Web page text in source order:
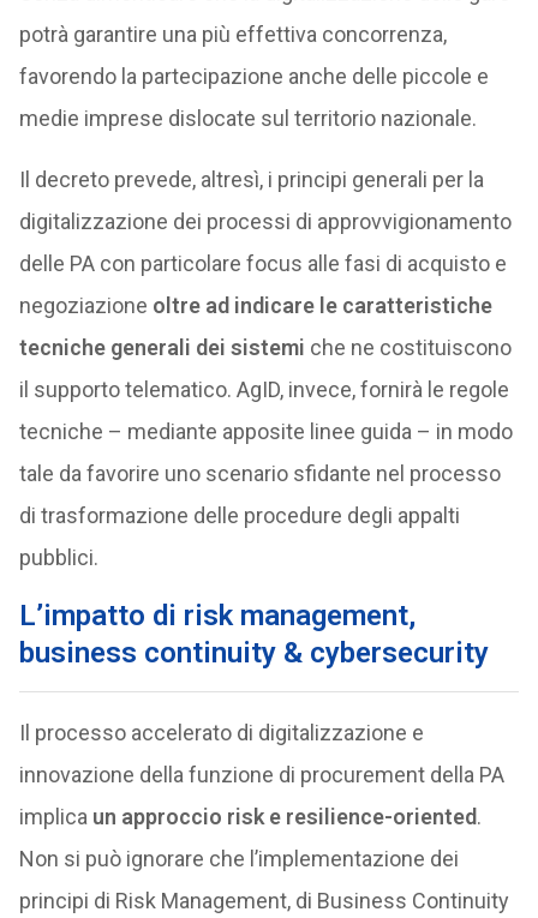
potrà garantire una più effettiva concorrenza,
favorendo la partecipazione anche delle piccole e
medie imprese dislocate sul territorio nazionale.
Il decreto prevede, altresì, i principi generali per la
digitalizzazione dei processi di approvvigionamento
delle PA con particolare focus alle fasi di acquisto e
negoziazione oltre ad indicare le caratteristiche
tecniche generali dei sistemi che ne costituiscono
il supporto telematico. AgID, invece, fornirà le regole
tecniche – mediante apposite linee guida – in modo
tale da favorire uno scenario sfidante nel processo
di trasformazione delle procedure degli appalti
pubblici.
L’impatto di risk management,
business continuity & cybersecurity
Il processo accelerato di digitalizzazione e
innovazione della funzione di procurement della PA
implica un approccio risk e resilience-oriented.
Non si può ignorare che l’implementazione dei
principi di Risk Management, di Business Continuity